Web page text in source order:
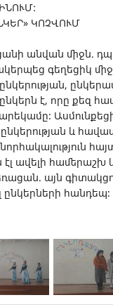
ԿՈՉՎՈՒՄ
անվան միջն.
գեղեցիկ
է, որը քեզ
և
ավելի համերաշխ
այն
հանդեպ։